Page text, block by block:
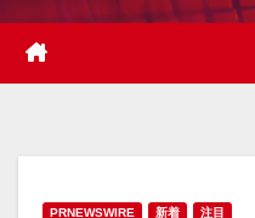
PRNEWSWIRE 新着 注目